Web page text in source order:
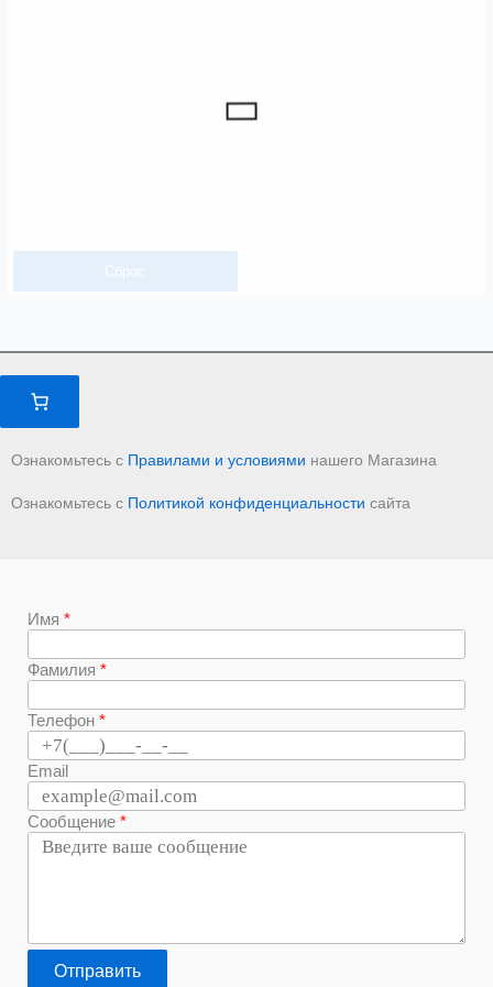
Сброс
Ознакомьтесь с Правилами и условиями нашего Магазина
Ознакомьтесь с Политикой конфиденциальности сайта
Имя
Фамилия
Телефон
Email
Сообщение
Отправить